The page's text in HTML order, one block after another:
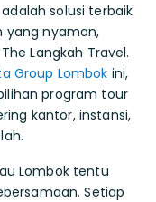
solusi terbaik
yang nyaman,
Langkah Travel.
Group Lombok ini,
program tour
kantor, instansi,
Lombok tentu
Setiap